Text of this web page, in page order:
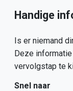
Handige
Is er niemand
Deze
vervolgstap te
Snel naar